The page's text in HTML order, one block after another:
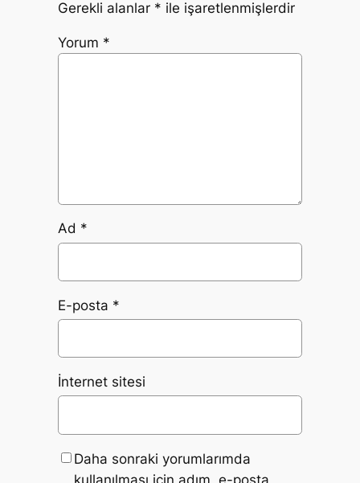
Gerekli alanlar * ile işaretlenmişlerdir
Yorum *
Ad *
E-posta *
İnternet sitesi
Daha sonraki yorumlarımda
kullanılması için adım, e-posta